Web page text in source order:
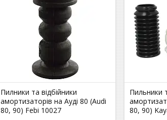
Пилники та відбійники
амортизаторів на Ауді 80 (Audi
80, 90) Febi 10027
Пильники
80, 90)